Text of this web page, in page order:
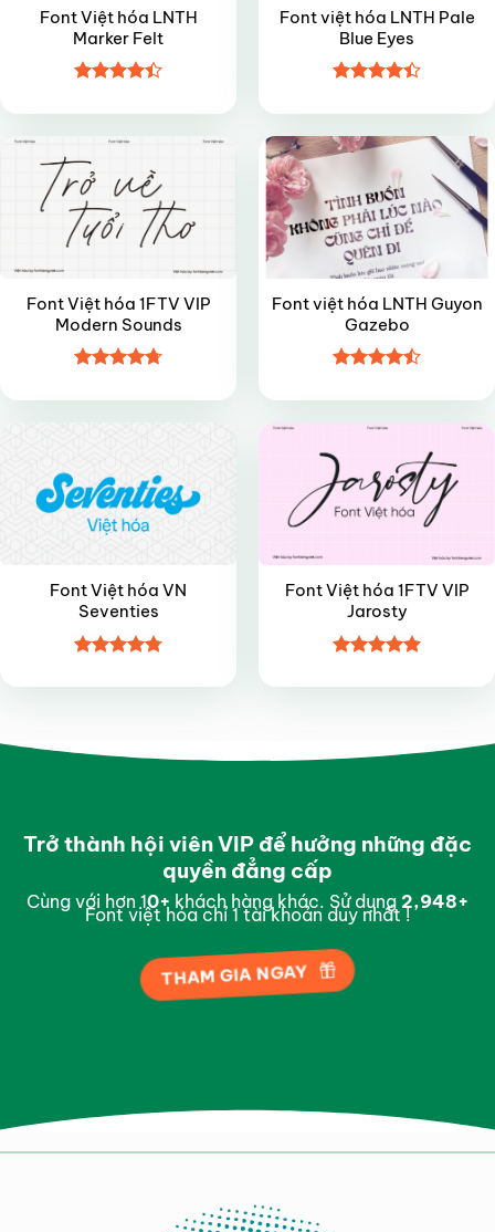
Font Việt hóa LNTH
Marker Felt
hạng4.4
Font việt hóa LNTH Pale
Blue Eyes
hạng4.4
5 sao
Font Việt hóa 1FTV VIP
Modern Sounds
hạng4.75
Font việt hóa LNTH Guyon
Gazebo
hạng4.5
5 sao
Font Việt hóa VN
Seventies
hạng4.85
Font Việt hóa 1FTV VIP
Jarosty
hạng4.95
Trở thành hội viên VIP để hưởng những đặc
quyền đẳng cấp
Cùng với hơn 10+ khách hàng khác. Sử dụng 2,997+
Font việt hóa chỉ 1 tài khoản duy nhất !
THAM GIA NGAY